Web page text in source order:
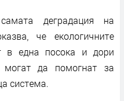
деградация на
че екологичните
в една посока и дори
могат да помогнат за
система.